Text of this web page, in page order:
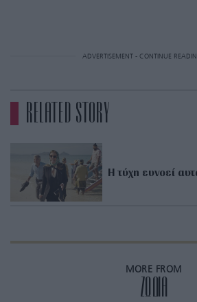
ADVERTISEMENT - CONTINUE
RELATED STORY
Η τύχη ευνοεί
MORE FROM
ZΩΔΙΑ